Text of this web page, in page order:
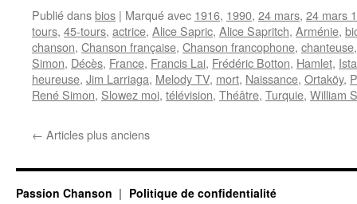
Publié dansbios | Marqué avec 1916, 1990, 24 mars, 24 mars
tours, 45-tours, actrice, Alice Sapric, Alice Sapritch, Arménie,
chanson, Chanson française, Chanson francophone, chanteuse
Simon, Décès, France, Francis Lai, Frédéric Botton, Hamlet,
heureuse, Jim Larriaga, Melody TV, mort, Naissance, Ortaköy,
René Simon, Slowez moi, télévision, Théâtre, Turquie, William
← Articles plus anciens
Passion Chanson Politique de confidentialité